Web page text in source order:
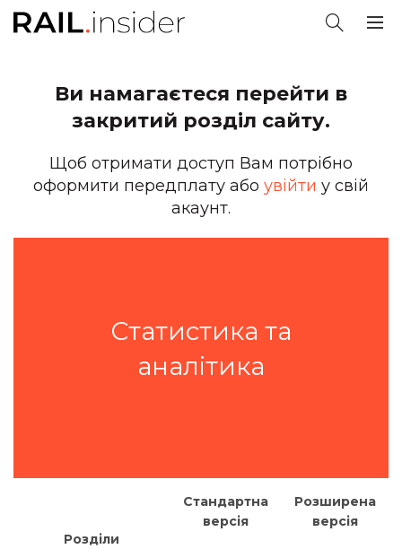
Ви намагаєтеся перейти в
закритий розділ сайту.
Щоб отримати доступ Вам потрібно
оформити передплату або увійти у свій
акаунт.
Статистика та
аналітика
Розділи
Стандартна
версія
Розширена
версія